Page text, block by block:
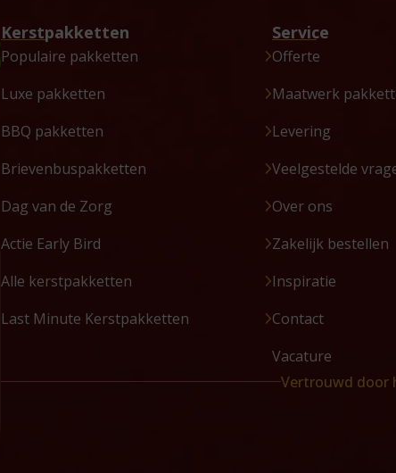
Kerstpakketten
Populaire pakketten
Luxe pakketten
BBQ pakketten
Brievenbuspakketten
Dag van de Zorg
Actie Early Bird
Alle kerstpakketten
Last Minute Kerstpakketten
Service
Offerte
Maatwerk
Levering
Veelgestelde
Over ons
Zakelijk bestellen
Inspiratie
Contact
Vacature
Vertrouwd door